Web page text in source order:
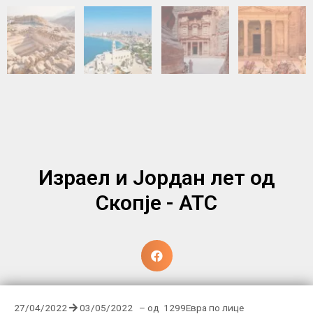
Израел и Јордан лет од
Скопје - АТС
27/04/2022
03/05/2022 – од 1299Евра по лице